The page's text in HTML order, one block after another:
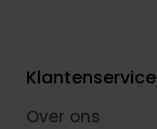
Klantenservice
Over ons